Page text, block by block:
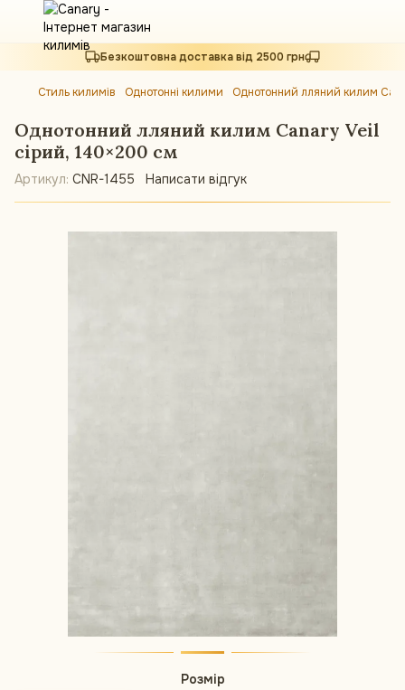
Безкоштовна доставка від 2500 грн
Стиль килимів Однотонні килими Однотонний лляний килим
Однотонний лляний килим Canary Veil
сірий, 140×200 см
Артикул: CNR-1455 Написати відгук
Розмір